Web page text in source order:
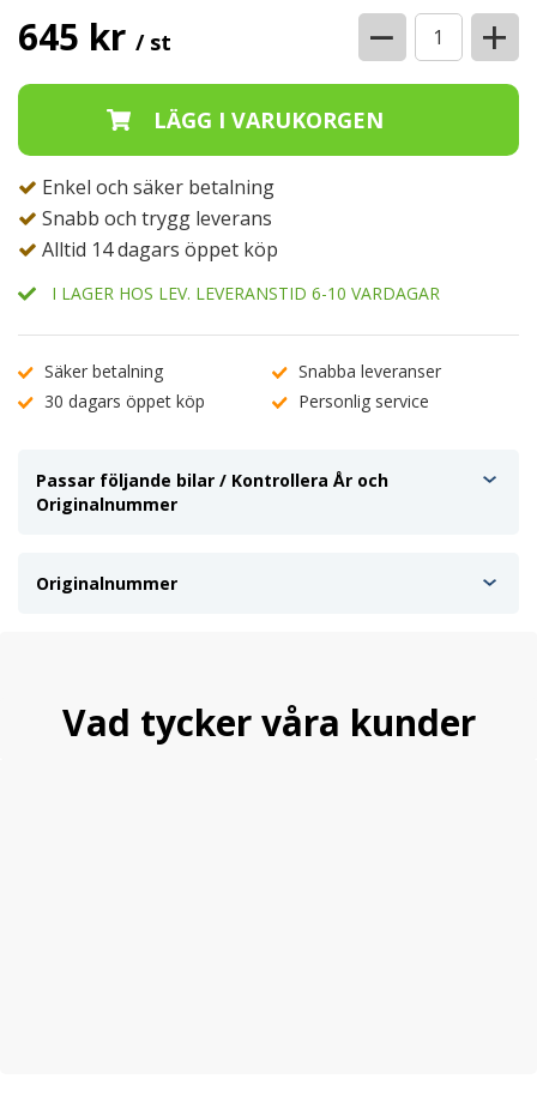
645 kr / st − +
Enkel och säker betalning
Snabb och trygg leverans
Alltid 14 dagars öppet köp
I LAGER HOS LEV. LEVERANSTID 6-10 VARDAGAR
Säker betalning
Snabba leveranser
30 dagars öppet köp
Personlig service
Passar följande bilar / Kontrollera År och
Originalnummer
Originalnummer
Vad tycker våra kunder